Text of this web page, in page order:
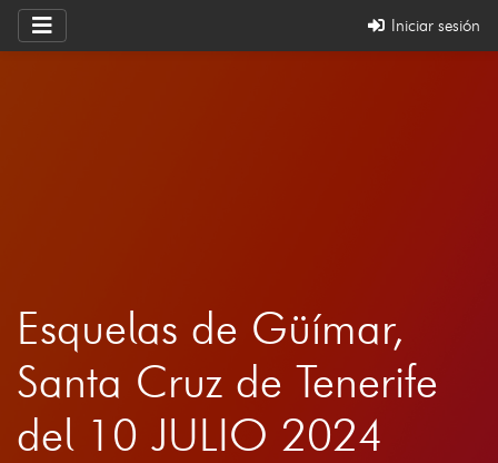
Iniciar sesión
Esquelas de Güímar,
Santa Cruz de Tenerife
del 10 JULIO 2024